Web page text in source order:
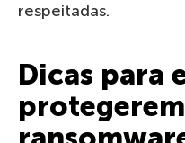
respeitadas.
Dicas para